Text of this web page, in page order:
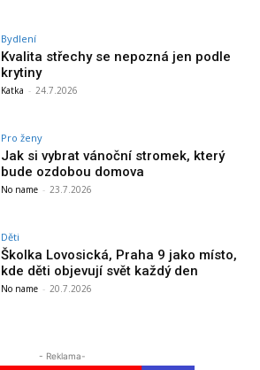
Bydlení
Kvalita střechy se nepozná jen podle
krytiny
Katka - 24.7.2026
Pro ženy
Jak si vybrat vánoční stromek, který
bude ozdobou domova
No name - 23.7.2026
Děti
Školka Lovosická, Praha 9 jako místo,
kde děti objevují svět každý den
No name - 20.7.2026
- Reklama-